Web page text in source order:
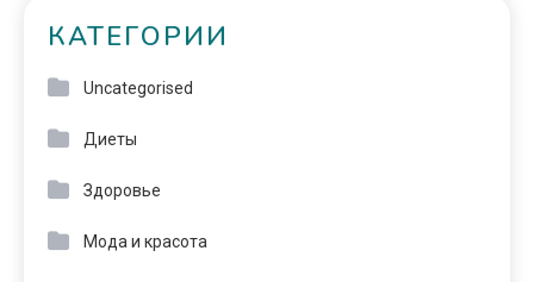
КАТЕГОРИИ
Uncategorised
Диеты
Здоровье
Мода и красота